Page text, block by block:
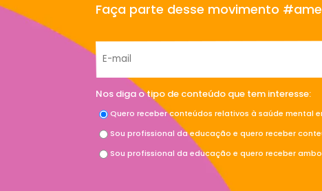
Faça parte desse movimento
Nos diga o tipo de conteúdo que tem interesse:
Quero receber conteúdos relativos à saúde mental
Sou profissional da educação e quero receber
Sou profissional da educação e quero receber